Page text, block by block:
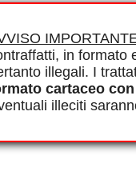
in formato
illegali. I
cartaceo
illeciti